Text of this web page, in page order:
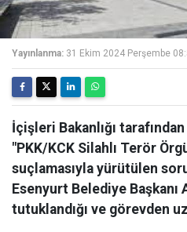
Yayınlanma: 31 Ekim 2024 Perşembe
İçişleri Bakanlığı
"PKK/KCK Silahlı Terör
suçlamasıyla yürütülen
Esenyurt Belediye Başkanı
tutuklandığı ve görevden